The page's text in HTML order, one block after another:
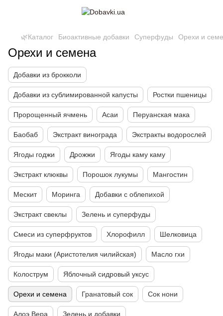
🌿Каталог Биоактивные добавки Суперфуды Орехи и
Орехи и семена
Добавки из брокколи
Добавки из сублимированной капусты Ростки пшеницы
Пророщенный ячмень Асаи Перуанская мака
Баобаб Экстракт винограда Экстракты водорослей
Ягоды годжи Дрожжи Ягоды каму каму
Экстракт клюквы Порошок лукумы Мангостин
Мескит Моринга Добавки с облепихой
Экстракт свеклы Зелень и суперфуды
Смеси из суперфруктов Хлорофилл Шелковица
Ягоды маки (Аристотелия чилийская) Масло гхи
Колострум Яблочный сидровый уксус
Орехи и семена Гранатовый сок Сок нони
Алоэ Вера Зелень и добавки